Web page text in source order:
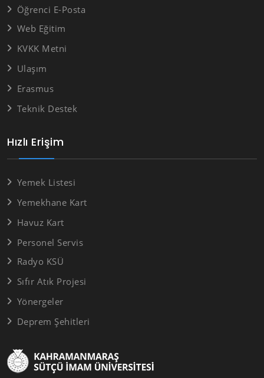
Hızlı Erişim
Yemek Listesi
Yemekhane Kart
Havuz Kart
Personel Servis
Radyo KSÜ
Sıfır Atık Projesi
Yönergeler
Deprem Şehitleri
Öğrenci E-Posta
Web Eğitim
KVKK Metni
Ulaşım
Erasmus
Teknik Destek